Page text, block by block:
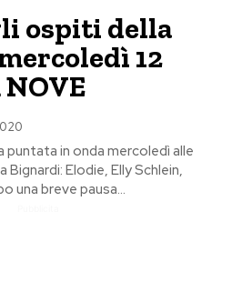
ospiti della
12
puntata in onda mercoledì alle
Bignardi: Elodie, Elly Schlein,
una breve pausa...